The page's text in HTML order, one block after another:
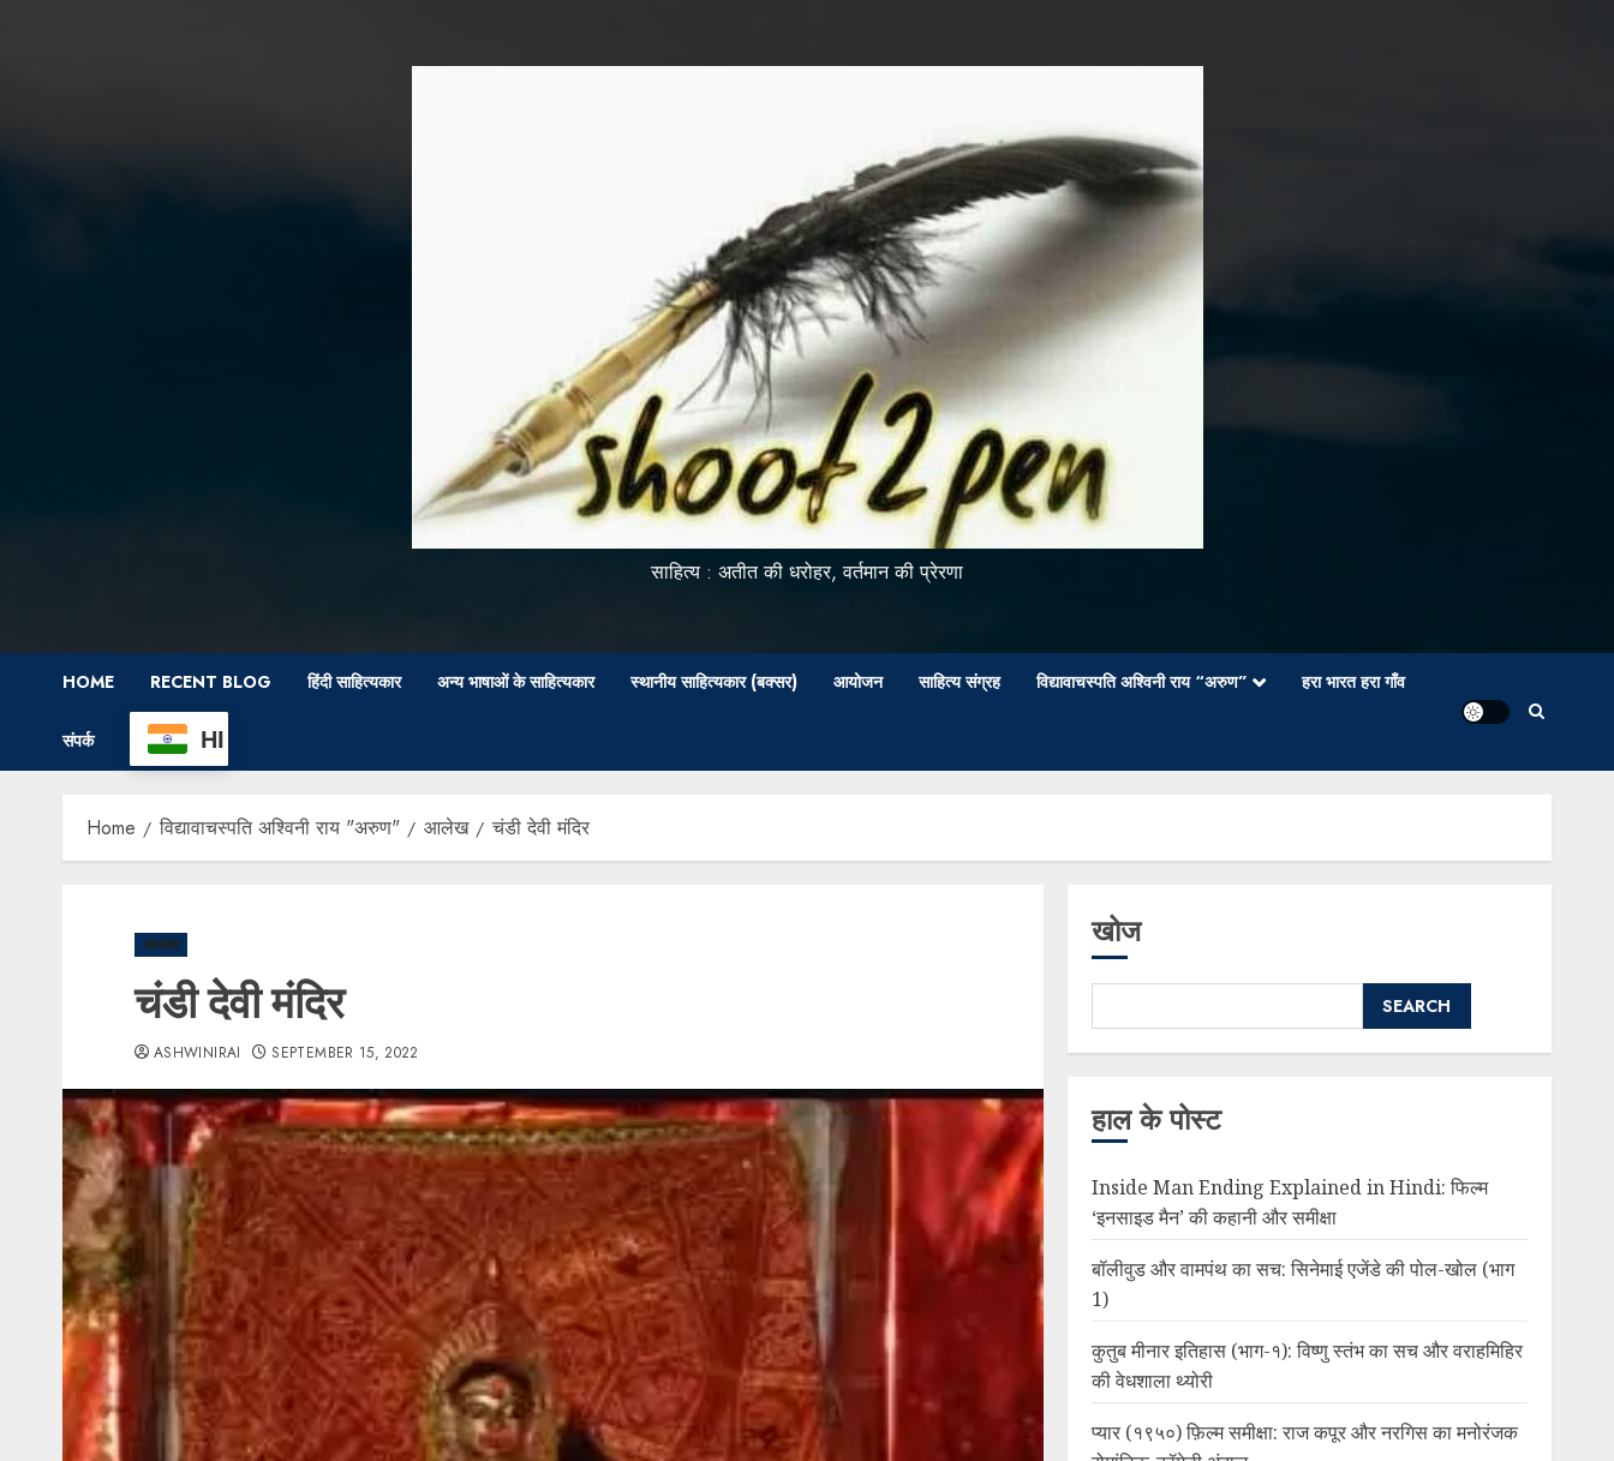
साहित्य : अतीत की धरोहर, वर्तमान की प्रेरणा
HOME RECENT BLOG हिंदी साहित्यकार अन्य भाषाओं के साहित्यकार स्थानीय साहित्यकार (बक्सर) आयोजन साहित्य संग्रह विद्यावाचस्पति अश्विनी राय “अरुण” हरा भारत हरा गाँव
संपर्क HI
Home विद्यावाचस्पति अश्विनी राय "अरुण" आलेख चंडी देवी मंदिर
आलेख
चंडी देवी मंदिर
ASHWINIRAI SEPTEMBER 15, 2022
खोज
SEARCH
हाल के पोस्ट
Inside Man Ending Explained in Hindi: फिल्म
‘इनसाइड मैन’ की कहानी और समीक्षा
बॉलीवुड और वामपंथ का सच: सिनेमाई एजेंडे की पोल-खोल (भाग
1)
कुतुब मीनार इतिहास (भाग-१): विष्णु स्तंभ का सच और वराहमिहिर
की वेधशाला थ्योरी
प्यार (१९५०) फ़िल्म समीक्षा: राज कपूर और नरगिस का मनोरंजक